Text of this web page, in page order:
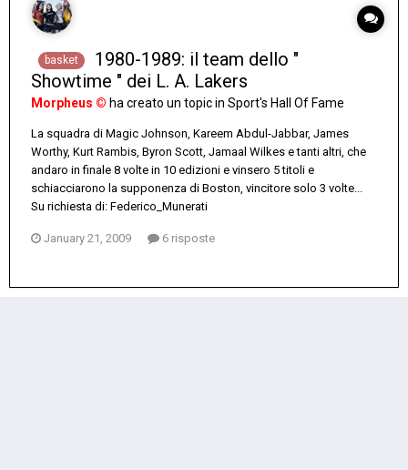
basket
1980-1989: il team dello "
Showtime " dei L. A. Lakers
Morpheus © ha creato un topic in Sport's Hall Of Fame
La squadra di Magic Johnson, Kareem Abdul-Jabbar, James
Worthy, Kurt Rambis, Byron Scott, Jamaal Wilkes e tanti altri, che
andaro in finale 8 volte in 10 edizioni e vinsero 5 titoli e
schiacciarono la supponenza di Boston, vincitore solo 3 volte...
Su richiesta di: Federico_Munerati
January 21, 2009 6 risposte